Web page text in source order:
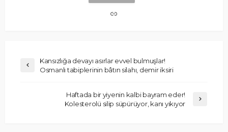
Kansızlığa devayı asırlar evvel bulmuşlar!
Osmanlı tabiplerinin bâtın silahı, demir iksiri
Haftada bir yiyenin kalbi bayram eder!
Kolesterolü silip süpürüyor, kanı yıkıyor